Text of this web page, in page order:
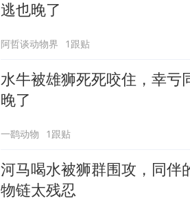
逃也晚了
阿哲谈动物界 1跟贴
水牛被雄狮死死咬住，幸亏
晚了
一鹞动物 1跟贴
河马喝水被狮群围攻，同伴
物链太残忍